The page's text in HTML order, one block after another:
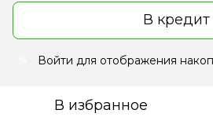
В кредит
Войти для отображения
В избранное